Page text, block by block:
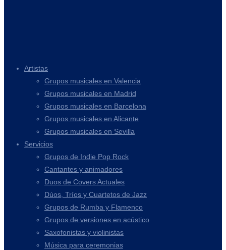
Artistas
Grupos musicales en Valencia
Grupos musicales en Madrid
Grupos musicales en Barcelona
Grupos musicales en Alicante
Grupos musicales en Sevilla
Servicios
Grupos de Indie Pop Rock
Cantantes y animadores
Duos de Covers Actuales
Dúos, Tríos y Cuartetos de Jazz
Grupos de Rumba y Flamenco
Grupos de versiones en acústico
Saxofonistas y violinistas
Música para ceremonias